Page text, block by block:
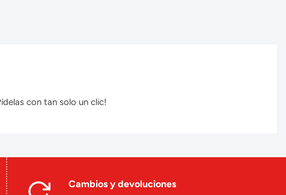
con tan solo un clic!
Cambios y devoluciones